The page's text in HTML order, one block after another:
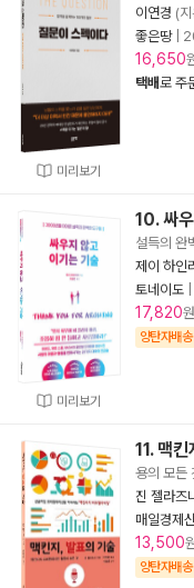
미리보기
이연경 (
좋은땅|
16,650
택배로 주
미리보기
10. 싸
설득의 완
제이 하인
토네이도
17,820
양탄자배송
11. 맥
용의 모든
진 젤라즈
매일경제
13,500
양탄자배송